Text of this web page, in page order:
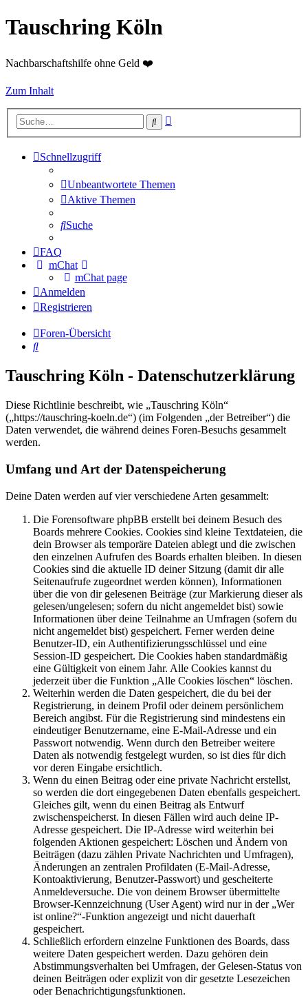
Tauschring Köln
Nachbarschaftshilfe ohne Geld ❤️
Zum Inhalt
Suche
Schnellzugriff
Unbeantwortete Themen
Aktive Themen
Suche
FAQ
mChat
mChat page
Anmelden
Registrieren
Foren-Übersicht
Suche
Tauschring Köln - Datenschutzerklärung
Diese Richtlinie beschreibt, wie „Tauschring Köln“
(„https://tauschring-koeln.de“) (im Folgenden „der Betreiber“) die
Daten verwendet, die während deines Foren-Besuchs gesammelt
werden.
Umfang und Art der Datenspeicherung
Deine Daten werden auf vier verschiedene Arten gesammelt:
Die Forensoftware phpBB erstellt bei deinem Besuch des
Boards mehrere Cookies. Cookies sind kleine Textdateien, die
dein Browser als temporäre Dateien ablegt und die zwischen
den einzelnen Aufrufen des Boards erhalten bleiben. In diesen
Cookies sind die aktuelle ID deiner Sitzung (damit dir alle
Seitenaufrufe zugeordnet werden können), Informationen
über die von dir gelesenen Beiträge (zur Markierung dieser als
gelesen/ungelesen; sofern du nicht angemeldet bist) sowie
Informationen über deine Teilnahme an Umfragen (sofern du
nicht angemeldet bist) gespeichert. Ferner werden deine
Benutzer-ID, ein Authentifizierungsschlüssel und eine
Session-ID gespeichert. Die Cookies haben standardmäßig
eine Gültigkeit von einem Jahr. Alle Cookies kannst du
jederzeit über die Funktion „Alle Cookies löschen“ löschen.
Weiterhin werden die Daten gespeichert, die du bei der
Registrierung, in deinem Profil oder deinem persönlichem
Bereich angibst. Für die Registrierung sind mindestens ein
eindeutiger Benutzername, eine E-Mail-Adresse und ein
Passwort notwendig. Wenn durch den Betreiber weitere
Daten als notwendig festgelegt wurden, so ist dies für dich
vor deren Eingabe ersichtlich.
Wenn du einen Beitrag oder eine private Nachricht erstellst,
so werden die dort eingegebenen Daten ebenfalls gespeichert.
Gleiches gilt, wenn du einen Beitrag als Entwurf
zwischenspeicherst. In diesen Fällen wird auch deine IP-
Adresse gespeichert. Die IP-Adresse wird weiterhin bei
folgenden Aktionen gespeichert: Löschen und Ändern von
Beiträgen (dazu zählen Private Nachrichten und Umfragen),
Änderungen an zentralen Profildaten (E-Mail-Adresse,
Kontoaktivierung, Benutzer-Passwort) und gescheiterte
Anmeldeversuche. Die von deinem Browser übermittelte
Browser-Kennzeichnung (User Agent) wird nur in der „Wer
ist online?“-Funktion angezeigt und nicht dauerhaft
gespeichert.
Schließlich erfordern einzelne Funktionen des Boards, dass
weitere Daten gespeichert werden. Dazu gehören dein
Abstimmungsverhalten bei Umfragen, der Gelesen-Status von
deinen Beiträgen oder explizit von dir gesetzte Lesezeichen
oder Benachrichtigungsfunktionen.